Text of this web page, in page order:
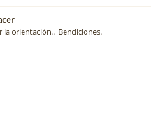
la orientación.. Bendiciones.